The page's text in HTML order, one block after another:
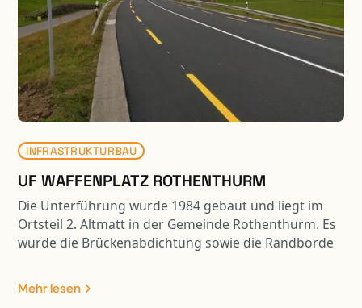
INFRASTRUKTURBAU
UF WAFFENPLATZ ROTHENTHURM
Die Unterführung wurde 1984 gebaut und liegt im
Ortsteil 2. Altmatt in der Gemeinde Rothenthurm. Es
wurde die Brückenabdichtung sowie die Randborde
saniert. In Zusammenhang mit der Sanierung der
Kunstbaute erfolgte eine Belagssanierung auf einer
Mehr lesen